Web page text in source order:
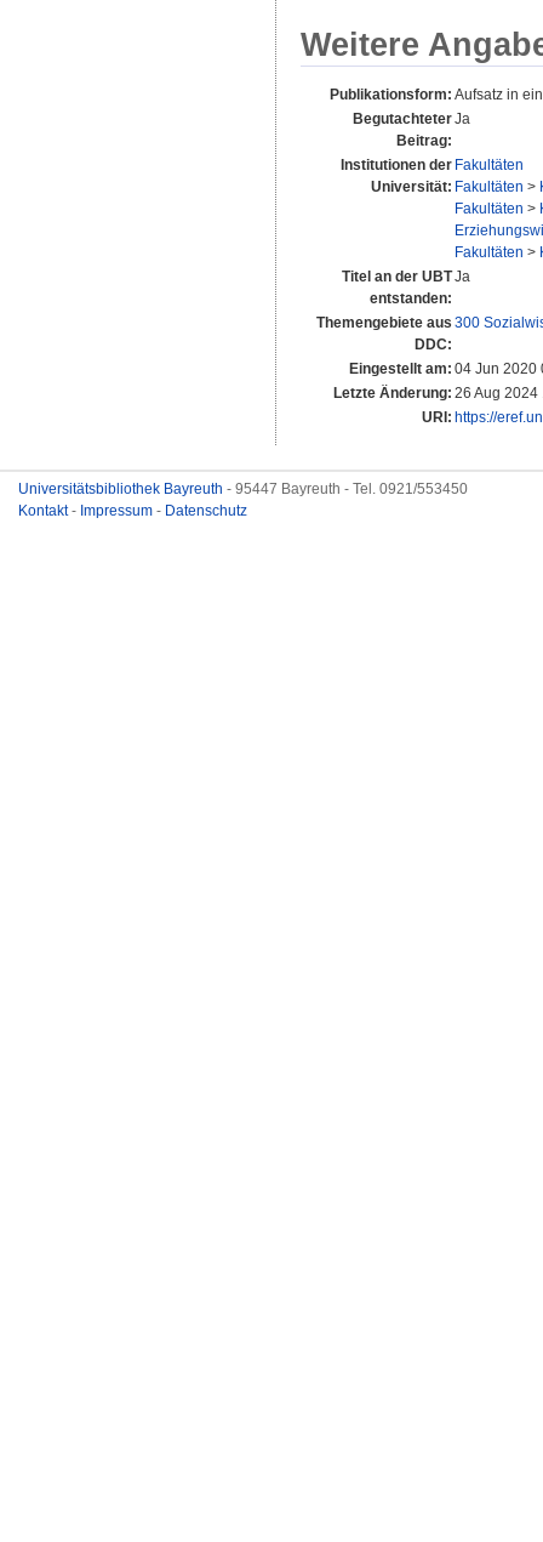
Weitere
Publikationsform: Aufsatz in
Begutachteter
Beitrag:
Ja
Institutionen der
Universität:
Fakultäten
Fakultäten >
Fakultäten >
Fakultäten >
Titel an der UBT
entstanden:
Ja
Themengebiete aus
DDC:
300
Eingestellt am: 04 Jun 2020
Letzte Änderung: 26 Aug 2024
URI: https://
Universitätsbibliothek Bayreuth - 95447 Bayreuth - Tel. 0921/553450
Kontakt- Impressum - Datenschutz